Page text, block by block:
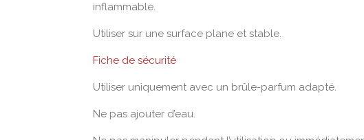
inflammable.
Utiliser sur une surface plane et stable.
Fiche de sécurité
Utiliser uniquement avec un brûle-parfum adapté.
Ne pas ajouter d’eau.